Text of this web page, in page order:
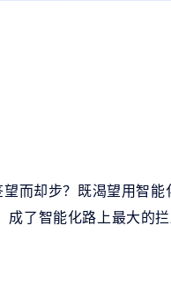
而却步？既渴望用智能
了智能化路上最大的拦